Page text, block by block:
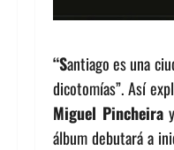
“Santiago es una
dicotomías”. Así
Miguel Pincheira
álbum debutará a